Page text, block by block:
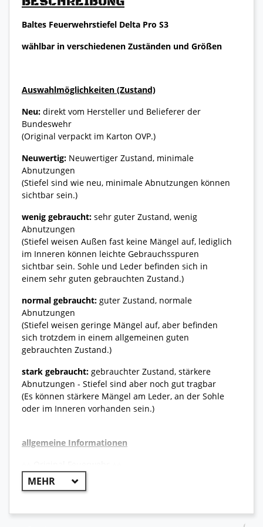
Baltes Feuerwehrstiefel Delta Pro S3
wählbar in verschiedenen Zuständen und Größen
Auswahlmöglichkeiten (Zustand)
Neu: direkt vom Hersteller und Belieferer der
Bundeswehr
(Original verpackt im Karton OVP.)
Neuwertig: Neuwertiger Zustand, minimale
Abnutzungen
(Stiefel sind wie neu, minimale Abnutzungen können
sichtbar sein.)
wenig gebraucht: sehr guter Zustand, wenig
Abnutzungen
(Stiefel weisen Außen fast keine Mängel auf, lediglich
im Inneren können leichte Gebrauchsspuren
sichtbar sein. Sohle und Leder befinden sich in
einem sehr guten gebrauchten Zustand.)
normal gebraucht: guter Zustand, normale
Abnutzungen
(Stiefel weisen geringe Mängel auf, aber befinden
sich trotzdem in einem allgemeinen guten
gebrauchten Zustand.)
stark gebraucht: gebrauchter Zustand, stärkere
Abnutzungen - Stiefel sind aber noch gut tragbar
(Es können stärkere Mängel am Leder, an der Sohle
oder im Inneren vorhanden sein.)
allgemeine Informationen
Strapazierfähiger Sicherheitsstiefel, der von der
wird als Seestiefel bei der Bundesmarine verwendet.